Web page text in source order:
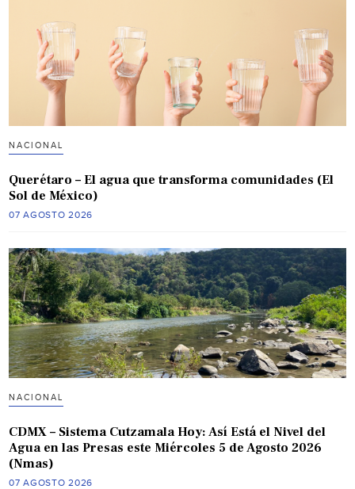
NACIONAL
Querétaro – El agua que transforma comunidades (El
Sol de México)
07 AGOSTO 2026
NACIONAL
CDMX – Sistema Cutzamala Hoy: Así Está el Nivel del
Agua en las Presas este Miércoles 5 de Agosto 2026
(Nmas)
07 AGOSTO 2026